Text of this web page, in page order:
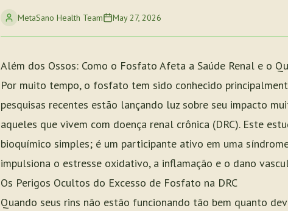
MetaSano Health Team May 27, 2026
Além dos Ossos: Como o Fosfato Afeta a Saúde Renal e o
Por muito tempo, o fosfato tem sido conhecido
pesquisas recentes estão lançando luz sobre seu impacto
aqueles que vivem com doença renal crônica (DRC). Este
bioquímico simples; é um participante ativo em uma
impulsiona o estresse oxidativo, a inflamação e o dano
Os Perigos Ocultos do Excesso de Fosfato na DRC
Quando seus rins não estão funcionando tão bem quanto